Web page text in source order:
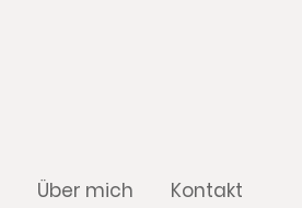
Über mich Kontakt